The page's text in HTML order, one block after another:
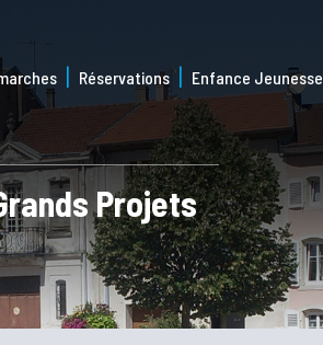
Réservations Enfance Jeunesse
Projets